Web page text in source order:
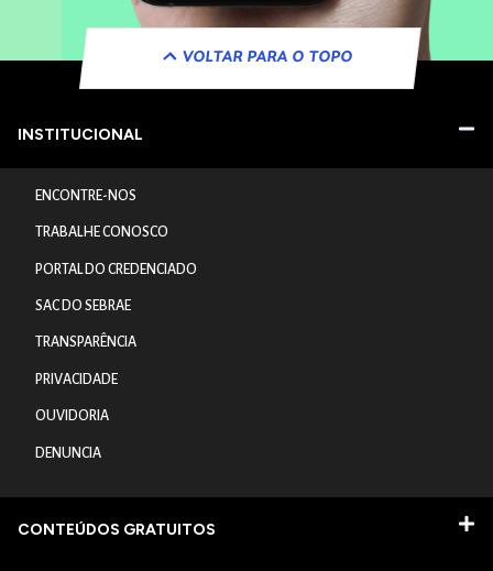
VOLTAR PARA O TOPO
INSTITUCIONAL
ENCONTRE-NOS
TRABALHE CONOSCO
PORTAL DO CREDENCIADO
SAC DO SEBRAE
TRANSPARÊNCIA
PRIVACIDADE
OUVIDORIA
DENUNCIA
CONTEÚDOS GRATUITOS